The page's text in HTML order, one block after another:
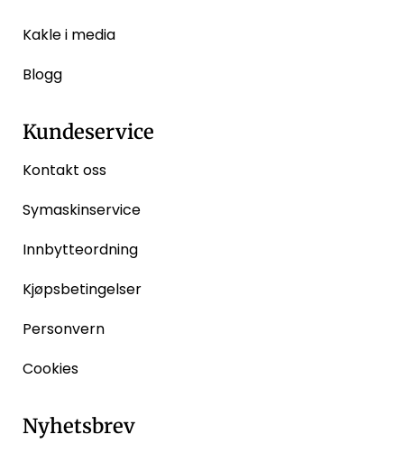
Kakle i media
Blogg
Kundeservice
Kontakt oss
Symaskinservice
Innbytteordning
Kjøpsbetingelser
Personvern
Cookies
Nyhetsbrev